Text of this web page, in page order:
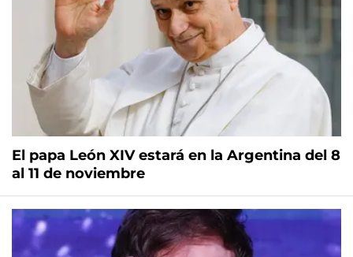
El papa León XIV estará en la Argentina del 8
al 11 de noviembre